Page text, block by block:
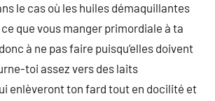
le cas où les huiles démaquillantes
que vous manger primordiale à ta
à ne pas faire puisqu’elles doivent
toi assez vers des laits
enlèveront ton fard tout en docilité et